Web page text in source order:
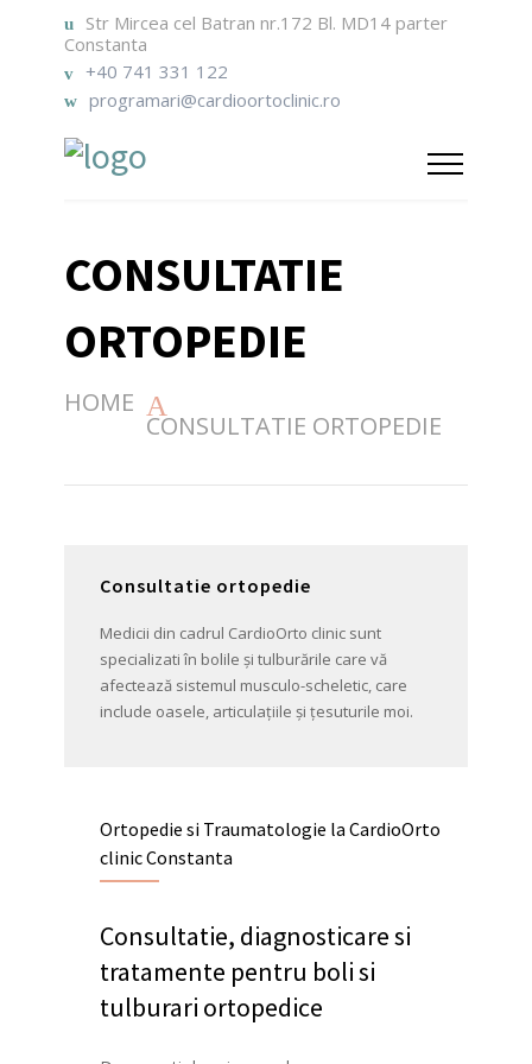
Str Mircea cel Batran nr.172 Bl. MD14 parter
Constanta
+40 741 331 122
programari@cardioortoclinic.ro
CONSULTATIE
ORTOPEDIE
HOME
CONSULTATIE ORTOPEDIE
Consultatie ortopedie
Medicii din cadrul CardioOrto clinic sunt
specializati în bolile și tulburările care vă
afectează sistemul musculo-scheletic, care
include oasele, articulațiile și țesuturile moi.
Ortopedie si Traumatologie la CardioOrto
clinic Constanta
Consultatie, diagnosticare si
tratamente pentru boli si
tulburari ortopedice